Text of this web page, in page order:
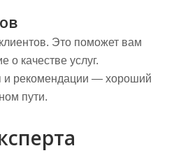
Это поможет вам
о качестве услуг.
и рекомендации — хороший
пути.